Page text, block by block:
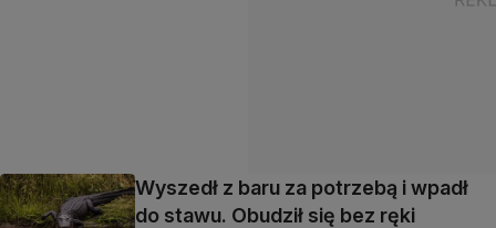
Wyszedł z baru za potrzebą i wpadł
do stawu. Obudził się bez ręki